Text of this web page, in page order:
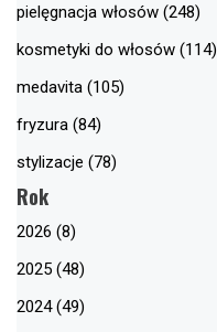
pielęgnacja włosów (248)
kosmetyki do włosów (114)
medavita (105)
fryzura (84)
stylizacje (78)
Rok
2026 (8)
2025 (48)
2024 (49)